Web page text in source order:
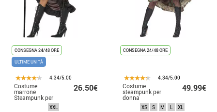
CONSEGNA 24/48 ORE
ULTIME UNITÀ
4.34/5.00
Costume
marrone
Steampunk per
donna
26.50€
XXL
CONSEGNA 24/48 ORE
4.34/5.00
Costume
steampunk per
donna
49.99€
XS S M L XL